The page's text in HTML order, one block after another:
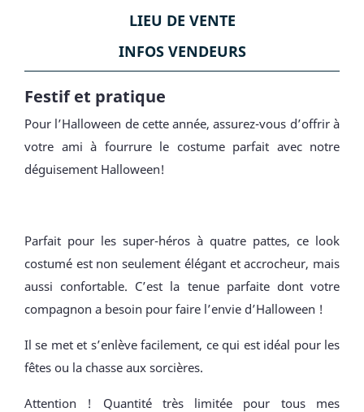
LIEU DE VENTE
INFOS VENDEURS
Festif et pratique
Pour l’Halloween de cette année, assurez-vous d’offrir à
votre ami à fourrure le costume parfait avec notre
déguisement Halloween!
Parfait pour les super-héros à quatre pattes, ce look
costumé est non seulement élégant et accrocheur, mais
aussi confortable. C’est la tenue parfaite dont votre
compagnon a besoin pour faire l’envie d’Halloween !
Il se met et s’enlève facilement, ce qui est idéal pour les
fêtes ou la chasse aux sorcières.
Attention ! Quantité très limitée pour tous mes